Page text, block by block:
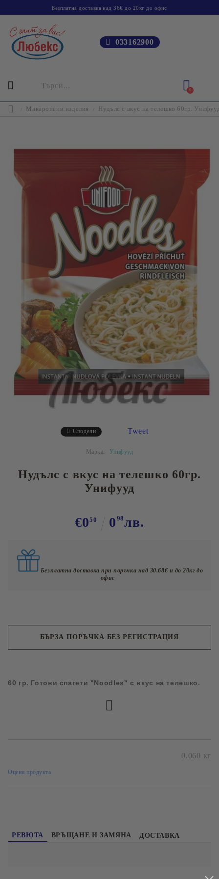
Безплатна доставка над 36€ до 20кг до офис
033162900
0
Макаронени изделия Нудълс с вкус на телешко 60гр.
Сподели Tweet
Марка: Унифууд
Нудълс с вкус на телешко 60гр.
Унифууд
€050 0 98лв.
Безплатна доставка при поръчка над 30.68€ и до 20кг до
офис
60 гр. Готови спагети "Noodles" с вкус на телешко.
БЪРЗА ПОРЪЧКА БЕЗ РЕГИСТРАЦИЯ
Ние ще се свържем с вас в рамките на работния ден.
0.060 кг
Оцени продукта
РЕВЮТА ВРЪЩАНЕ И ЗАМЯНА ДОСТАВКА